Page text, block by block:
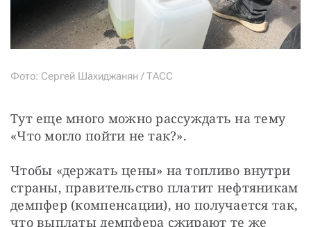
Фото: Сергей Шахиджанян / ТАСС
Тут еще много можно рассуждать на тему
«Что могло пойти не так?».
Чтобы «держать цены» на топливо внутри
страны, правительство платит нефтяникам
демпфер (компенсации), но получается так,
что выплаты демпфера сжирают те же